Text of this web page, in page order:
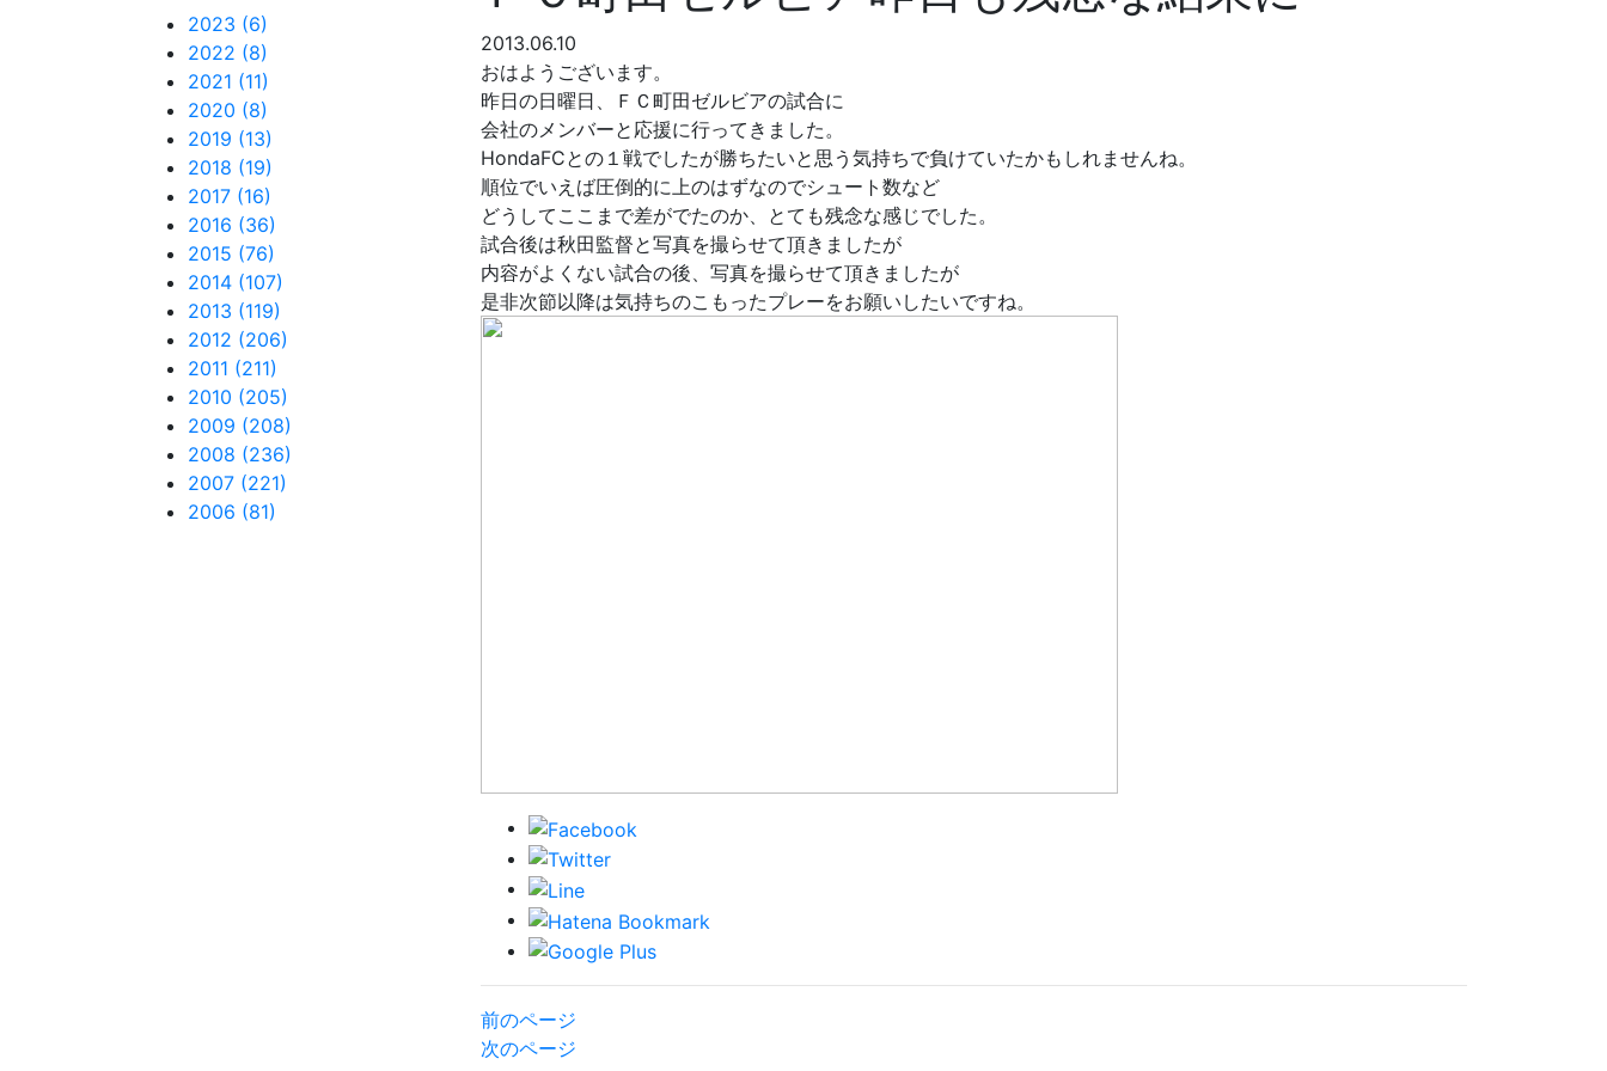
2023 (6)
2022 (8)
2021 (11)
2020 (8)
2019 (13)
2018 (19)
2017 (16)
2016 (36)
2015 (76)
2014 (107)
2013 (119)
2012 (206)
2011 (211)
2010 (205)
2009 (208)
2008 (236)
2007 (221)
2006 (81)
2013.06.10
おはようございます。
昨日の日曜日、ＦＣ町田ゼルビアの試合に
会社のメンバーと応援に行ってきました。
HondaFCとの１戦でしたが勝ちたいと思う気持ちで負けていたかもしれませんね。
順位でいえば圧倒的に上のはずなのでシュート数など
どうしてここまで差がでたのか、とても残念な感じでした。
試合後は秋田監督と写真を撮らせて頂きましたが
内容がよくない試合の後、写真を撮らせて頂きましたが
是非次節以降は気持ちのこもったプレーをお願いしたいですね。
前のページ
次のページ